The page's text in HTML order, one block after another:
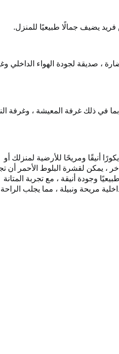
يضيف جمالًا طبيعيًا للمنزل.
، صديقة لجودة الهواء الداخلي
في ذلك غرفة المعيشة ، وغرفة
أنيقًا ومريحًا للأرضية لمنزلك أو
، يمكن لقشرة البلوط الأحمر أن
وجودة أنيقة ، مع تجربة المتانة
مريحة ونبيلة ، مما يجلب الراحة